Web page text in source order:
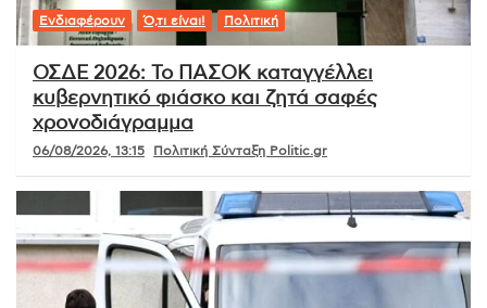
Ενδιαφέρουν Ό,τι είναι! Πολιτική
ΟΣΔΕ 2026: Το ΠΑΣΟΚ καταγγέλλει
κυβερνητικό φιάσκο και ζητά σαφές
χρονοδιάγραμμα
06/08/2026, 13:15 Πολιτική Σύνταξη Politic.gr